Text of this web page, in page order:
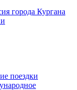
города Кургана
поездки